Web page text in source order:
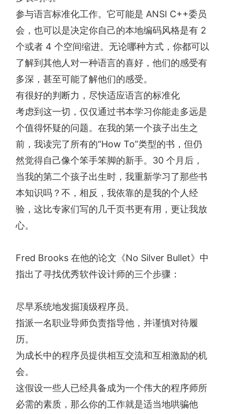
参与语言标准化工作。它可能是 ANSI C++委员
会，也可以是决定你自己的本地编码风格是有 2
个或者 4 个空间缩进。无论哪种方式，你都可以
了解到其他人对一种语言的喜好，他们的感受有
多深，甚至可能了解他们的感受。
有很好的判断力，尽快适应语言的标准化
考虑到这一切，仅仅通过书本学习你能走多远是
个值得怀疑的问题。在我的第一个孩子出生之
前，我读完了所有的“How To”类型的书，但仍
然觉得自己像个笨手笨脚的新手。30 个月后，
当我的第二个孩子出生时，我重新学习了那些书
本知识吗？不，相反，我依靠的是我的个人经
验，这比专家们写的几千页书更有用，更让我放
心。
Fred Brooks 在他的论文《No Silver Bullet》中
指出了寻找优秀软件设计师的三个步骤：
尽早系统地发掘顶级程序员。
指派一名职业导师负责指导他，并谨慎对待履
历。
为成长中的程序员提供相互交流和互相激励的机
会。
这假设一些人已经具备成为一个伟大的程序师所
必需的素质，那么你的工作就是适当地哄骗他